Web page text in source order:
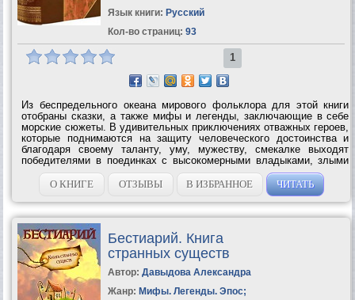
Язык книги: Русский
Кол-во страниц: 93
1
Из беспредельного океана мирового фольклора для этой книги
отобраны сказки, а также мифы и легенды, заключающие в себе
морские сюжеты. В удивительных приключениях отважных героев,
которые поднимаются на защиту человеческого достоинства и
благодаря своему таланту, уму, мужеству, смекалке выходят
победителями в поединках с высокомерными владыками, злыми
волшебниками, огнедышащими змеями, отражены социальные
идеалы человека труда,...
О КНИГЕ ОТЗЫВЫ В ИЗБРАННОЕ ЧИТАТЬ
Бестиарий. Книга
странных существ
Автор: Давыдова Александра
Жанр: Мифы. Легенды. Эпос;